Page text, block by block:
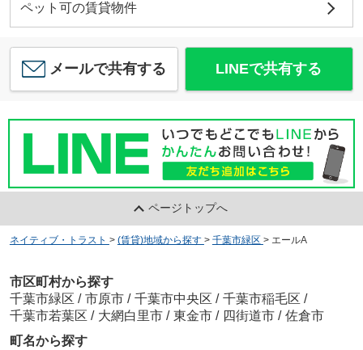
ペット可の賃貸物件
メールで共有する LINEで共有する
ページトップへ
ネイティブ・トラスト > (賃貸)地域から探す > 千葉市緑区 > エールA
市区町村から探す
千葉市緑区 / 市原市 / 千葉市中央区 / 千葉市稲毛区 /
千葉市若葉区 / 大網白里市 / 東金市 / 四街道市 / 佐倉市
町名から探す